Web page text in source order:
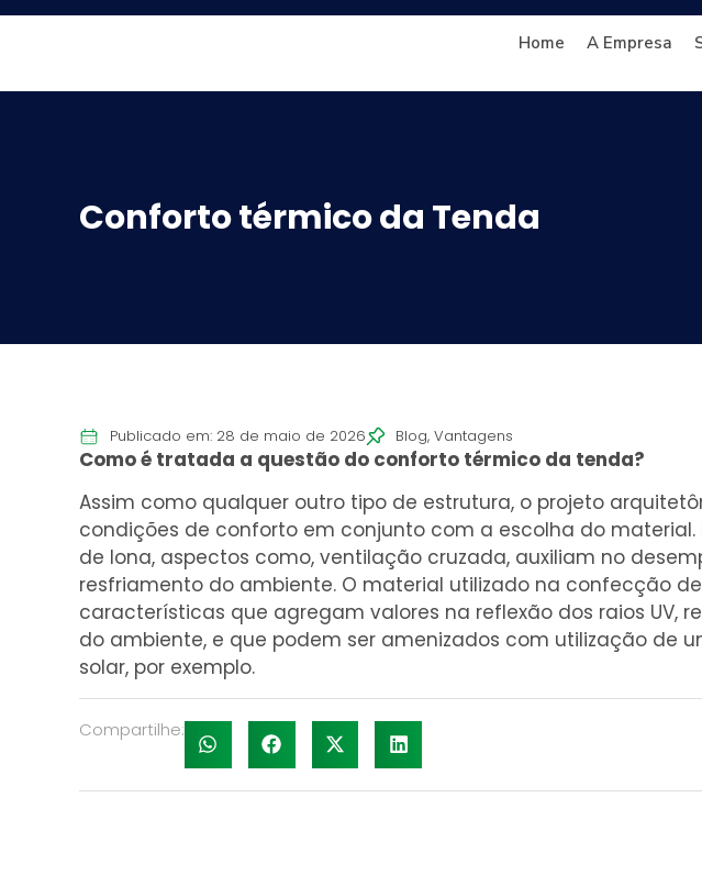
Home A Empresa
Conforto térmico da Tenda
Publicado em: 28 de maio de 2026 Blog, Vantagens
Como é tratada a questão do conforto térmico da tenda?
Assim como qualquer outro tipo de estrutura, o projeto
condições de conforto em conjunto com a escolha do
de lona, aspectos como, ventilação cruzada, auxiliam no
resfriamento do ambiente. O material utilizado na confecção
características que agregam valores na reflexão dos raios UV,
do ambiente, e que podem ser amenizados com utilização de
solar, por exemplo.
Compartilhe: